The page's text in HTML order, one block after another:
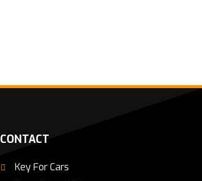
CONTACT
Key For Cars